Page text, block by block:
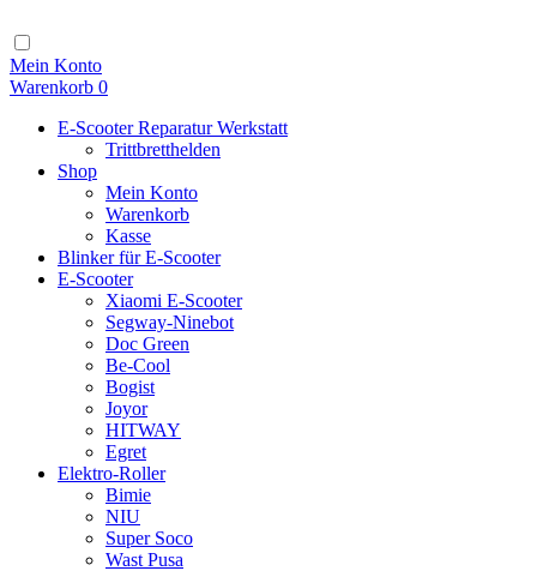
Inhalt
Mein Konto
Warenkorb 0
E-Scooter Reparatur Werkstatt
Trittbretthelden
Shop
Mein Konto
Warenkorb
Kasse
Blinker für E-Scooter
E-Scooter
Xiaomi E-Scooter
Segway-Ninebot
Doc Green
Be-Cool
Bogist
Joyor
HITWAY
Egret
Elektro-Roller
Bimie
NIU
Super Soco
Wast Pusa